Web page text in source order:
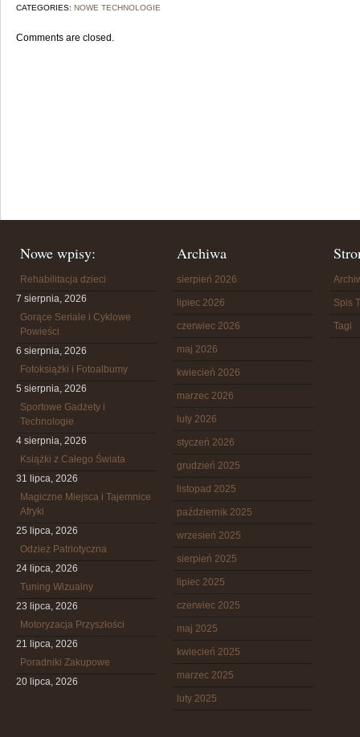
CATEGORIES: NOWE TECHNOLOGIE
Comments are closed.
Nowe wpisy:
Rehabilitacja dzieci
7 sierpnia, 2026
Gorące Seriale i Cyklowe
Powieści
6 sierpnia, 2026
Fotoksiążki i Fotoalbumy
5 sierpnia, 2026
Sportowe Gadżety i
Technologie
4 sierpnia, 2026
Książki z Całego Świata
31 lipca, 2026
Magiczne Miejsca i Tajemnice
Afryki
25 lipca, 2026
Odzież Patriotyczna
24 lipca, 2026
Tuning Wizualny
23 lipca, 2026
Motoryzacja Przyszłości
21 lipca, 2026
Poradniki Zakupowe
20 lipca, 2026
Archiwa
sierpień 2026
lipiec 2026
czerwiec 2026
maj 2026
kwiecień 2026
marzec 2026
luty 2026
styczeń 2026
grudzień 2025
listopad 2025
październik 2025
wrzesień 2025
sierpień 2025
lipiec 2025
czerwiec 2025
maj 2025
kwiecień 2025
marzec 2025
luty 2025
Spis
Tagi